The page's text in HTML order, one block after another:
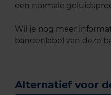
een normale
Wil je nog meer
bandenlabel van deze
Alternatief voor